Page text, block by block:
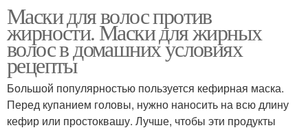
Маски для волос против
жирности. Маски для жирных
волос в домашних условиях
рецепты
Большой популярностью пользуется кефирная маска.
Перед купанием головы, нужно наносить на всю длину
кефир или простоквашу. Лучше, чтобы эти продукты